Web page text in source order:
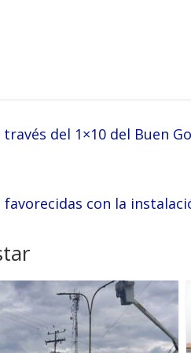
del 1×10 del Buen
con la